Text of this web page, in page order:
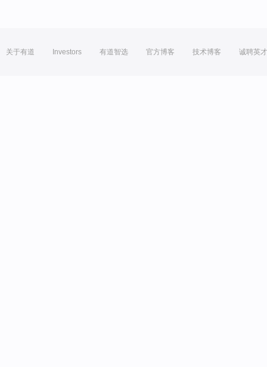
关于有道 Investors 有道智选 官方博客 技术博客 诚聘英才